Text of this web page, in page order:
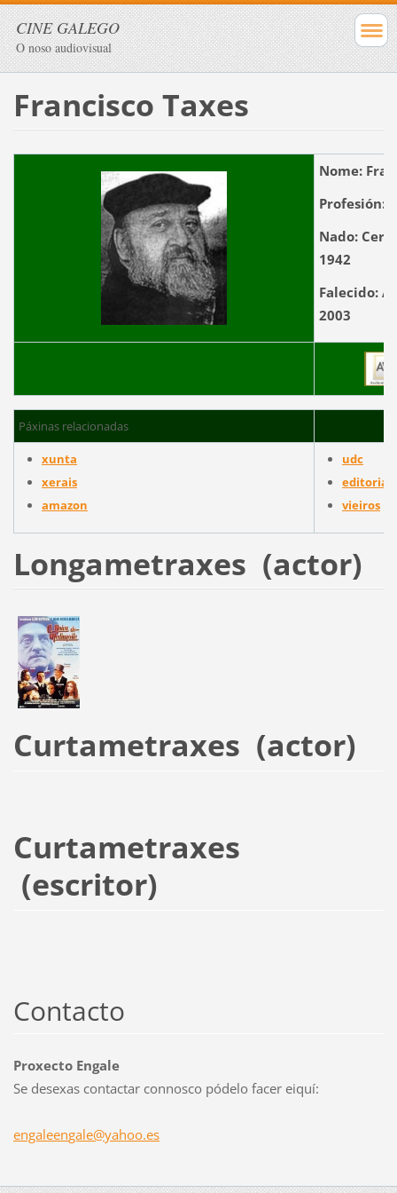
CINE GALEGO
O noso audiovisual
Francisco Taxes
Nome:
Profesión:
Nado:
1942
Falecido: A
Páxinas relacionadas
xunta
xerais
amazon
udc
editorial
vieiros
Longametraxes (actor)
Curtametraxes (actor)
Curtametraxes
(escritor)
Contacto
Proxecto Engale
Se desexas contactar connosco pódelo facer eiquí:
engaleengale@yahoo.es